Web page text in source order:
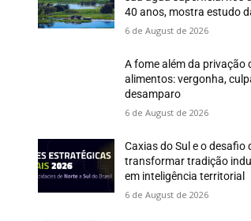
40 anos, mostra estudo
6 de August de 2026
A fome além da privação
alimentos: vergonha,
desamparo
6 de August de 2026
Caxias do Sul e o desafio
transformar tradição
em inteligência territorial
6 de August de 2026